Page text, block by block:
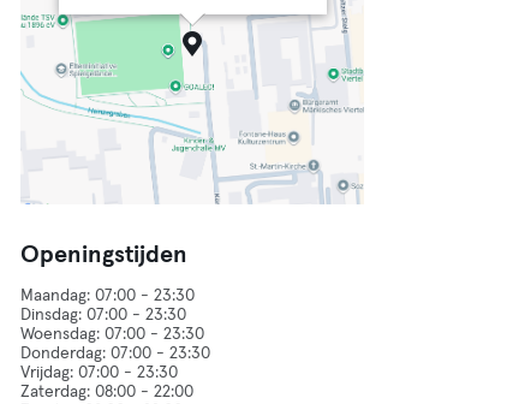
Openingstijden
Maandag: 07:00 - 23:30
Dinsdag: 07:00 - 23:30
Woensdag: 07:00 - 23:30
Donderdag: 07:00 - 23:30
Vrijdag: 07:00 - 23:30
Zaterdag: 08:00 - 22:00